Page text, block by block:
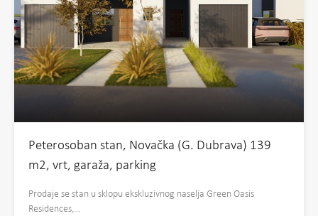
Peterosoban stan, Novačka (G. Dubrava) 139
m2, vrt, garaža, parking
Prodaje se stan u sklopu ekskluzivnog naselja Green Oasis
Residences,…